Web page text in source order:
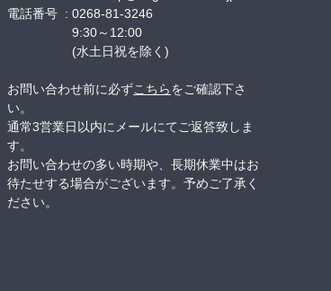
電話番号
0268-81-3246
9:30～12:00
(水土日祝を除く)
お問い合わせ前に必ずこちらをご確認下さ
い。
通常3営業日以内にメールにてご返答致しま
す。
お問い合わせの多い時期や、長期休業中はお
待たせする場合がございます。予めご了承く
ださい。